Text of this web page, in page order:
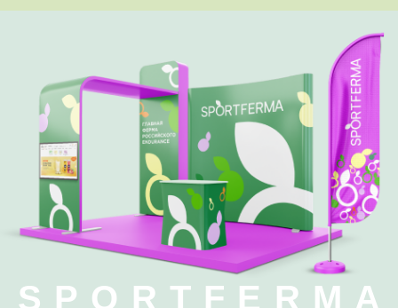
S P O R T F E R M A